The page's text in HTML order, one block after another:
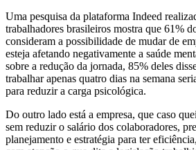
Uma pesquisa da plataforma Indeed
trabalhadores brasileiros mostra que 61%
consideram a possibilidade de mudar de
esteja afetando negativamente a saúde
sobre a redução da jornada, 85% deles
trabalhar apenas quatro dias na semana
para reduzir a carga psicológica.
Do outro lado está a empresa, que caso
sem reduzir o salário dos colaboradores,
planejamento e estratégia para ter